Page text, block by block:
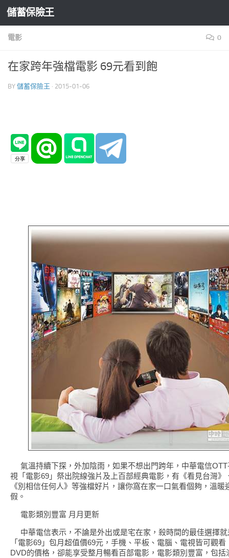
Skip to content
儲蓄保險王
電影 0
在家跨年強檔電影 69元看到飽
BY 儲蓄保險王 · 2015-01-06
氣溫持續下探，外加陰雨，如果不想出門跨年，中華電信
視「電影69」祭出院線強片及上百部經典電影，有《看見台灣》
《別相信任何人》等強檔好片，讓你窩在家一口氣看個夠，溫暖
假。
電影類別豐富 月月更新
中華電信表示，不論是外出或是宅在家，殺時間的最佳選擇
「電影69」包月超值價69元，手機、平板、電腦、電視皆可觀看
DVD的價格，卻能享受整月暢看百部電影，電影類別豐富，包括